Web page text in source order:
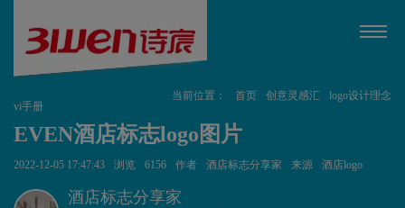
当前位置： 首页 创意灵感汇
logo设计理念
vi手册
EVEN酒店标志logo图片
2022-12-05 17:47:43 浏览 6156 作者 酒店标志分享家 来源 酒店logo
酒店标志分享家